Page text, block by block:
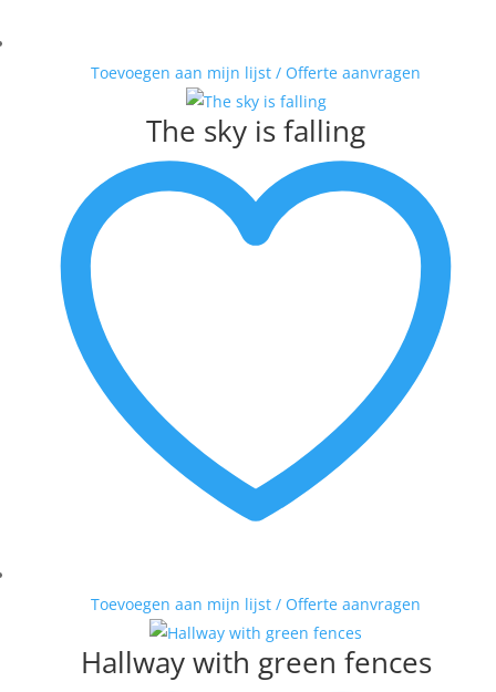
VAN DAM
VAN DER MADE
WENDY BRAUCKMAN
WIL WILLEMSE
Toevoegen aan mijn lijst / Offerte aanvragen
The sky is falling
Toevoegen aan mijn lijst / Offerte aanvragen
Hallway with green fences